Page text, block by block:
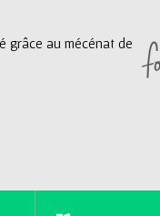
grâce au mécénat de